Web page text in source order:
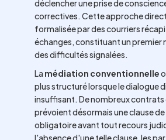
déclencher une prise de
correctives. Cette approche
formalisée par des courriers
échanges, constituant un premier
des difficultés signalées.
La médiation conventionnelle
plus structuré lorsque le dialogue
insuffisant. De nombreux
prévoient désormais une clause
obligatoire avant tout recours
l'absence d'une telle clause, les